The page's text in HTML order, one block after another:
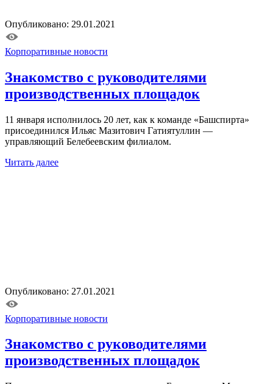
Опубликовано: 29.01.2021
Корпоративные новости
Знакомство с руководителями
производственных площадок
11 января исполнилось 20 лет, как к команде «Башспирта»
присоединился Ильяс Мазитович Гатиятуллин —
управляющий Белебеевским филиалом.
Читать далее
Опубликовано: 27.01.2021
Корпоративные новости
Знакомство с руководителями
производственных площадок